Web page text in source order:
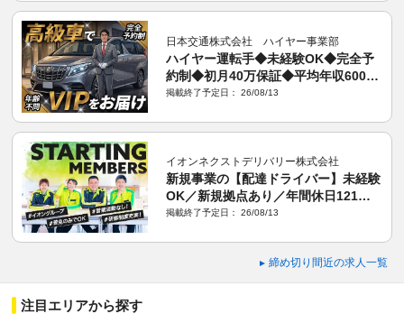
日本交通株式会社 ハイヤー事業部
ハイヤー運転手◆未経験OK◆完全予
約制◆初月40万保証◆平均年収600万
◆約4ヶ月研修あり◆運転は1日4hほ
掲載終了予定日： 26/08/13
イオンネクストデリバリー株式会社
新規事業の【配達ドライバー】未経験
OK／新規拠点あり／年間休日121日
／夜勤なし／残業少なめ／荷物の手積
掲載終了予定日： 26/08/13
締め切り間近の求人一覧
注目エリアから探す